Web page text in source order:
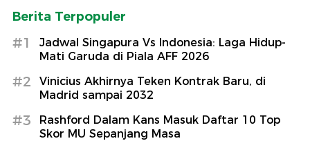
Berita Terpopuler
#1
Jadwal Singapura Vs Indonesia: Laga Hidup-
Mati Garuda di Piala AFF 2026
#2
Vinicius Akhirnya Teken Kontrak Baru, di
Madrid sampai 2032
#3
Rashford Dalam Kans Masuk Daftar 10 Top
Skor MU Sepanjang Masa